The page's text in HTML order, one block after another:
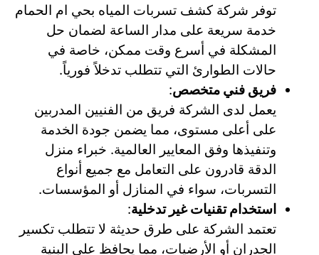
توفر شركة كشف تسربات المياه بحي ام الحمام
خدمة سريعة على مدار الساعة لضمان حل
المشكلة في أسرع وقت ممكن، خاصة في
حالات الطوارئ التي تتطلب تدخلاً فورياً.
فريق فني متخصص:
يعمل لدى الشركة فريق من الفنيين المدربين
على أعلى مستوى، مما يضمن جودة الخدمة
وتنفيذها وفق المعايير العالمية. خبراء منزل
الدقة قادرون على التعامل مع جميع أنواع
التسربات، سواء في المنازل أو المؤسسات.
استخدام تقنيات غير تدخلية:
تعتمد الشركة على طرق حديثة لا تتطلب تكسير
الجدران أو الأرضيات، مما يحافظ على البنية